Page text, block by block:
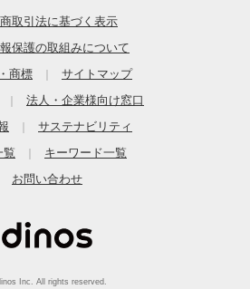
取引法に基づく表示
保護の取組みについて
商標
サイトマップ
法人・企業様向け窓口
サステナビリティ
覧
キーワード一覧
お問い合わせ
Inc. All rights reserved.